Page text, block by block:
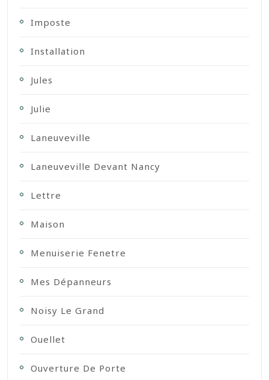
Imposte
Installation
Jules
Julie
Laneuveville
Laneuveville Devant Nancy
Lettre
Maison
Menuiserie Fenetre
Mes Dépanneurs
Noisy Le Grand
Ouellet
Ouverture De Porte